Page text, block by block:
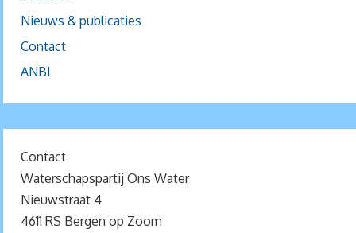
Nieuws & publicaties
Contact
ANBI
Contact
Waterschapspartij Ons Water
Nieuwstraat 4
4611 RS Bergen op Zoom